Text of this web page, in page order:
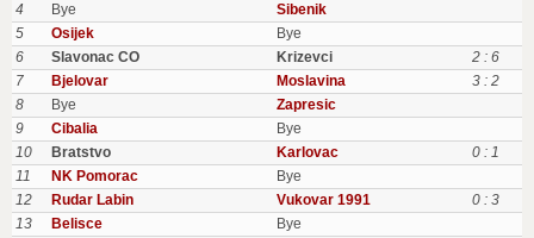
4
Bye
Sibenik
5
Osijek
Bye
6
Slavonac CO Krizevci
2 : 6
7
Bjelovar Moslavina
3 : 2
8
Bye
Zapresic
9
Cibalia
Bye
10
Bratstvo Karlovac
0 : 1
11
NK Pomorac
Bye
12
Rudar Labin Vukovar 1991
0 : 3
13
Belisce
Bye